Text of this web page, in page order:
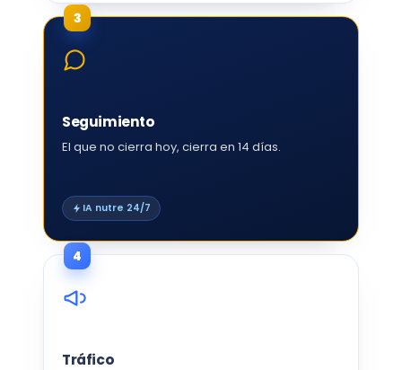
3
Seguimiento
El que no cierra hoy, cierra en 14 días.
IA nutre 24/7
4
Tráfico